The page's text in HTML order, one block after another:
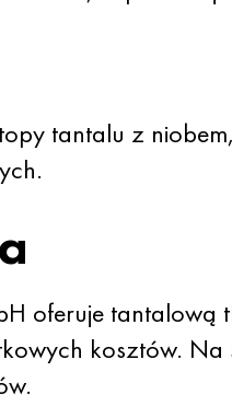
tantalu z
oferuje
kosztów. Na